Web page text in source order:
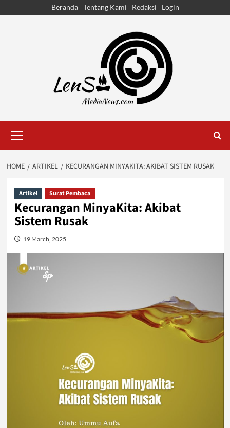
Beranda Tentang Kami Redaksi Login
Menu
HOME ARTIKEL KECURANGAN MINYAKITA: AKIBAT SISTEM RUSAK
Artikel Surat Pembaca
Kecurangan MinyaKita: Akibat
Sistem Rusak
19 March, 2025